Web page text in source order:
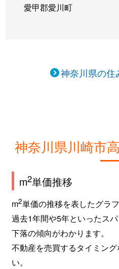
愛甲郡愛川町
神奈川県の住
神奈川県川崎市
m2単価推移
m2単価の推移を表したグラフ
過去1年間や5年といったス
下落の傾向がわかります。
不動産を売買するタイミン
い。